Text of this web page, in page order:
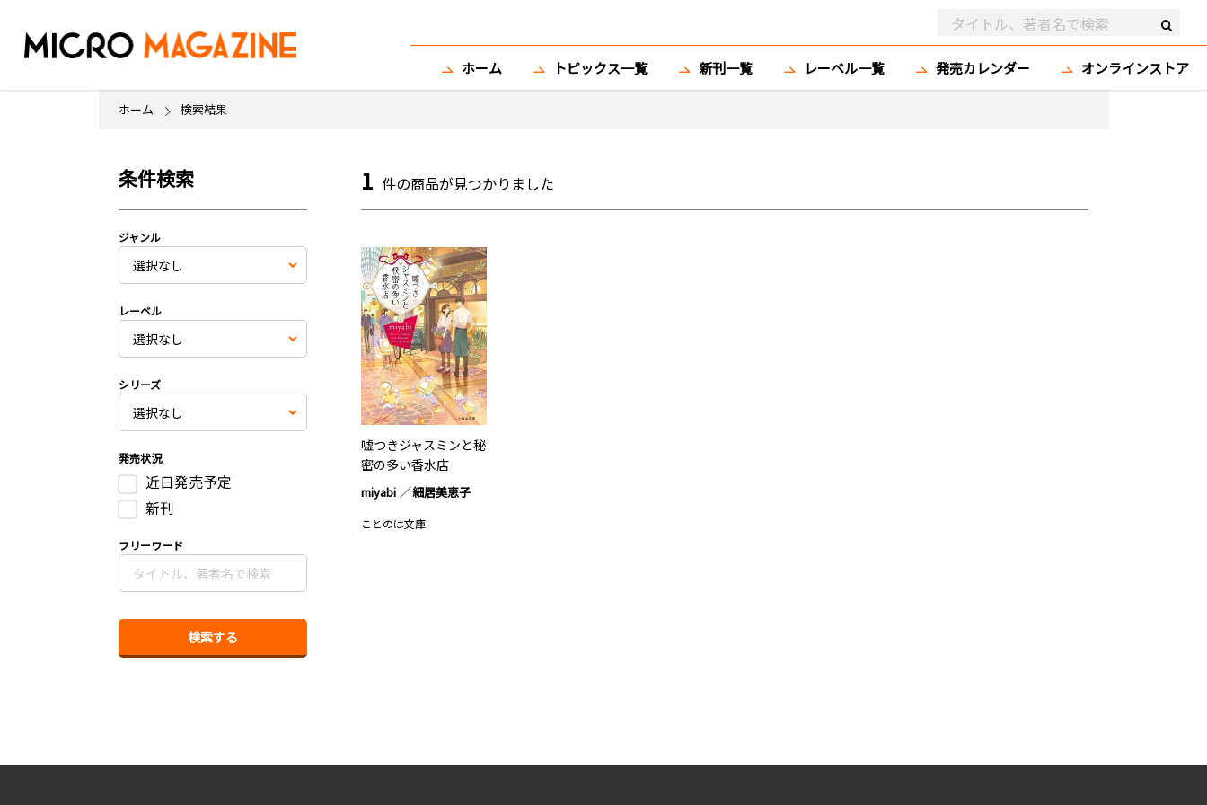
ホーム トピックス一覧 新刊一覧 レーベル一覧 発売カレンダー オンラインストア
ホーム 検索結果
条件検索
ジャンル
レーベル
シリーズ
発売状況
近日発売予定
新刊
フリーワード
1 件の商品が見つかりました
嘘つきジャスミンと秘
密の多い香水店
miyabi 細居美恵子
ことのは文庫